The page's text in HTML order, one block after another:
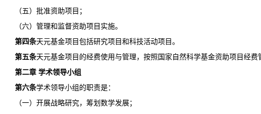
（五）批准资助项目；
（六）管理和监督资助项目实施。
第四条天元基金项目包括研究项目和科技活动项目。
第五条天元基金项目的经费使用与管理，按照国家自然科学基金资助项目经费
第二章 学术领导小组
第六条学术领导小组的职责是：
（一）开展战略研究，筹划数学发展；